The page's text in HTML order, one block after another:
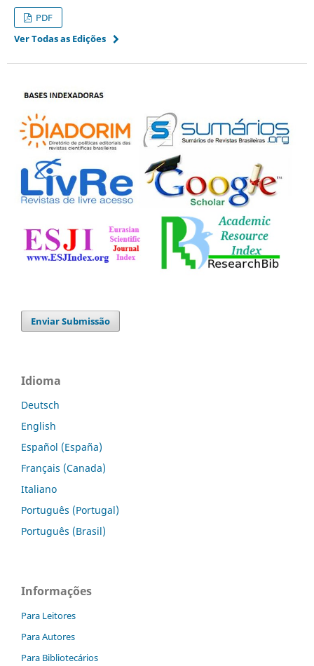
PDF
Ver Todas as Edições
Enviar Submissão
Idioma
Deutsch
English
Español (España)
Français (Canada)
Italiano
Português (Portugal)
Português (Brasil)
Informações
Para Leitores
Para Autores
Para Bibliotecários